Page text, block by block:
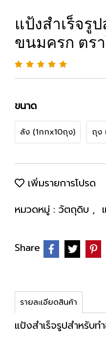
แป้งสำเร็จรู
ขนมครก ตร
ขนาด
ลัง (1กกx10ถุง) ถุง
เพิ่มรายการโปรด
หมวดหมู่ : วัตถุดิบ ,
Share
รายละเอียดสินค้า
แป้งสำเร็จรูปสำหรับท